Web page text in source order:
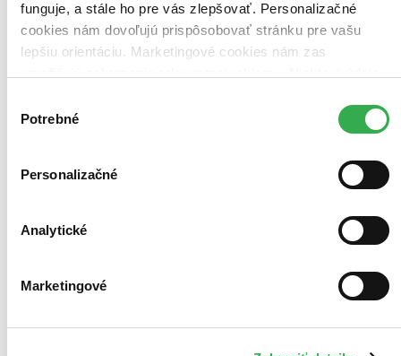
funguje, a stále ho pre vás zlepšovať. Personalizačné
cookies nám dovoľujú prispôsobovať stránku pre vašu
lepšiu orientáciu. Marketingové cookies nám zas
keby sme mohli používať všetky tieto cookies. Ďakujeme!
súhlasu
Potrebné
Personalizačné
Analytické
Marketingové